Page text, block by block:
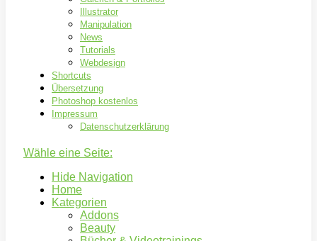
Illustrator
Manipulation
News
Tutorials
Webdesign
Shortcuts
Übersetzung
Photoshop kostenlos
Impressum
Datenschutzerklärung
Wähle eine Seite:
Hide Navigation
Home
Kategorien
Addons
Beauty